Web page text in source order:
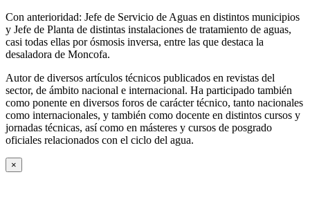
Con anterioridad: Jefe de Servicio de Aguas en distintos municipios
y Jefe de Planta de distintas instalaciones de tratamiento de aguas,
casi todas ellas por ósmosis inversa, entre las que destaca la
desaladora de Moncofa.
Autor de diversos artículos técnicos publicados en revistas del
sector, de ámbito nacional e internacional. Ha participado también
como ponente en diversos foros de carácter técnico, tanto nacionales
como internacionales, y también como docente en distintos cursos y
jornadas técnicas, así como en másteres y cursos de posgrado
oficiales relacionados con el ciclo del agua.
×